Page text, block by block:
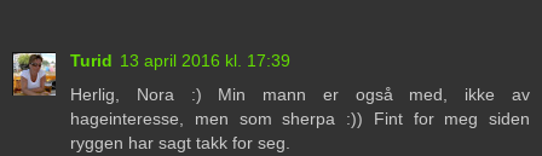
Turid 13 april 2016 kl. 17:39
Herlig, Nora :) Min mann er også med, ikke av
hageinteresse, men som sherpa :)) Fint for meg siden
ryggen har sagt takk for seg.